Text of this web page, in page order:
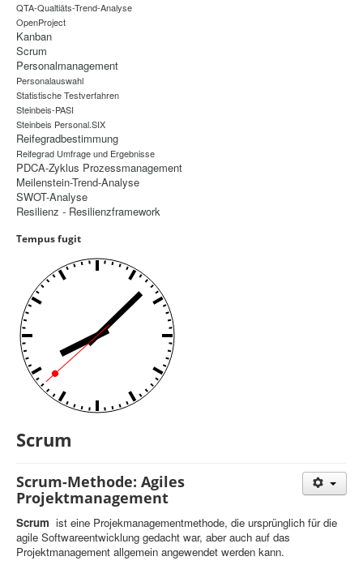
Management
Controlling
Balanced Scorecard
OKR
Benchmarking
Hoshin-Kanri
Kommunikation
Entscheidungsregeln
Aktuelle Seite:
QTA-Qualtiäts-Trend-Analyse
OpenProject
Kanban
Scrum
Personalmanagement
Personalauswahl
Statistische Testverfahren
Steinbeis-PASI
Steinbeis Personal.SIX
Reifegradbestimmung
Reifegrad Umfrage und Ergebnisse
PDCA-Zyklus Prozessmanagement
Meilenstein-Trend-Analyse
SWOT-Analyse
Resilienz - Resilienzframework
Tempus fugit
Scrum
Scrum-Methode: Agiles
Projektmanagement
Scrum ist eine Projekmanagementmethode, die ursprünglich für die
agile Softwareentwicklung gedacht war, aber auch auf das
Projektmanagement allgemein angewendet werden kann.